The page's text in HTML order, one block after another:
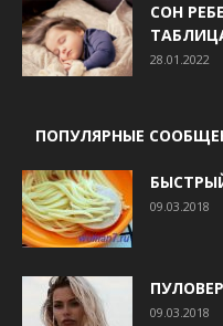
СОН
28.01.2022
ПОПУЛЯРНЫЕ
09.03.2018
09.03.2018